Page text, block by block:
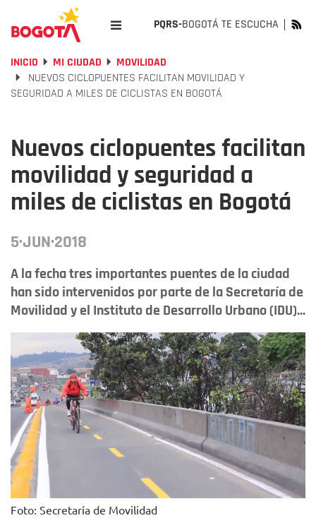
PQRS-BOGOTÁ TE ESCUCHA
INICIO MI CIUDAD
MOVILIDAD
NUEVOS CICLOPUENTES FACILITAN MOVILIDAD Y
SEGURIDAD A MILES DE CICLISTAS EN BOGOTÁ
Nuevos ciclopuentes facilitan
movilidad y seguridad a
miles de ciclistas en Bogotá
5·JUN·2018
A la fecha tres importantes puentes de la ciudad
han sido intervenidos por parte de la Secretaría de
Movilidad y el Instituto de Desarrollo Urbano (IDU)...
Foto: Secretaría de Movilidad